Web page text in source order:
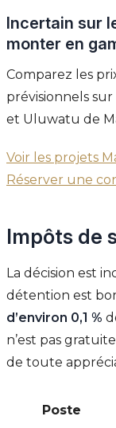
Incertain sur
monter en
Comparez les
prévisionnels
et Uluwatu de
Voir les projets
Réserver une
Impôts de
La décision est
détention est
d’environ 0,1 %
n’est pas
de toute
Poste